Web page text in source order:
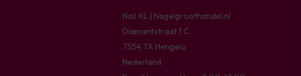
Nail XL | Nagelgroothandel.nl
Diamantstraat 1 C
7554 TA Hengelo
Nederland